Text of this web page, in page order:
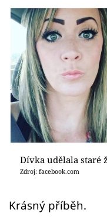
Sex a vztahy
Videa
Sledujte prima+
Přihlášení
Sledujte nás
Dívka udělala staré
Zdroj: facebook.com
Krásný příběh.